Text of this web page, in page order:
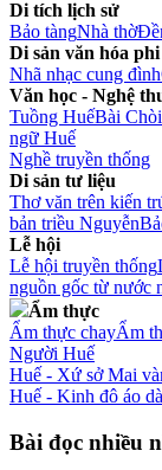
Di tích lịch sử
Bảo tàngNhà thờ
Di sản văn hóa
Nhã nhạc cung đình
Văn học - Nghệ
Tuồng HuếBài Chòi
ngữ Huế
Nghề truyền thống
Di sản tư liệu
Thơ văn trên kiến
bản triều Nguyễn
Lễ hội
Lễ hội truyền thống
nguồn gốc từ nước
Ẩm thực
Ẩm thực chayẨm
Người Huế
Huế - Xứ sở Mai
Huế - Kinh đô áo
Bài đọc nhiều